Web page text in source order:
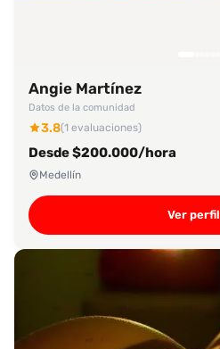
Angie Martínez
Datos de la comunidad
3.8(1 evaluaciones)
Desde $200.000/hora
Medellín
Ver perfil